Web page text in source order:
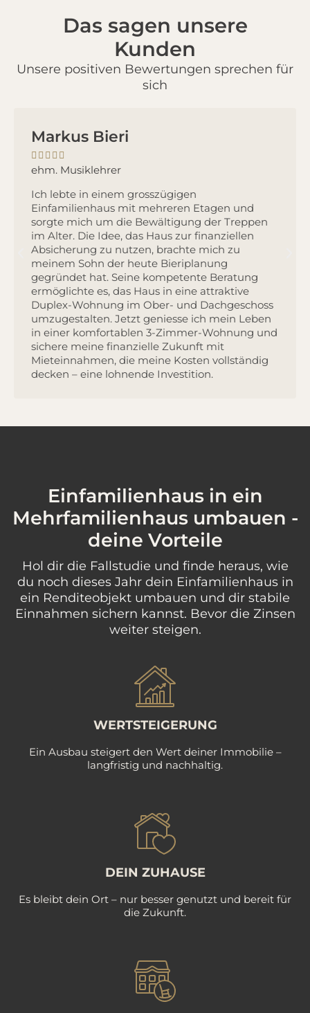
Das sagen unsere
Kunden
Unsere positiven Bewertungen sprechen für
sich
Markus Bieri
    
ehm. Musiklehrer
Ich lebte in einem grosszügigen
Einfamilienhaus mit mehreren Etagen und
sorgte mich um die Bewältigung der Treppen
im Alter. Die Idee, das Haus zur finanziellen
Absicherung zu nutzen, brachte mich zu
meinem Sohn der heute Bieriplanung
gegründet hat. Seine kompetente Beratung
ermöglichte es, das Haus in eine attraktive
Duplex-Wohnung im Ober- und Dachgeschoss
umzugestalten. Jetzt geniesse ich mein Leben
in einer komfortablen 3-Zimmer-Wohnung und
sichere meine finanzielle Zukunft mit
Mieteinnahmen, die meine Kosten vollständig
decken – eine lohnende Investition.
Einfamilienhaus in ein
Mehrfamilienhaus umbauen -
deine Vorteile
Hol dir die Fallstudie und finde heraus, wie
du noch dieses Jahr dein Einfamilienhaus in
ein Renditeobjekt umbauen und dir stabile
Einnahmen sichern kannst. Bevor die Zinsen
weiter steigen.
WERTSTEIGERUNG
Ein Ausbau steigert den Wert deiner Immobilie –
langfristig und nachhaltig.
DEIN ZUHAUSE
Es bleibt dein Ort – nur besser genutzt und bereit für
die Zukunft.